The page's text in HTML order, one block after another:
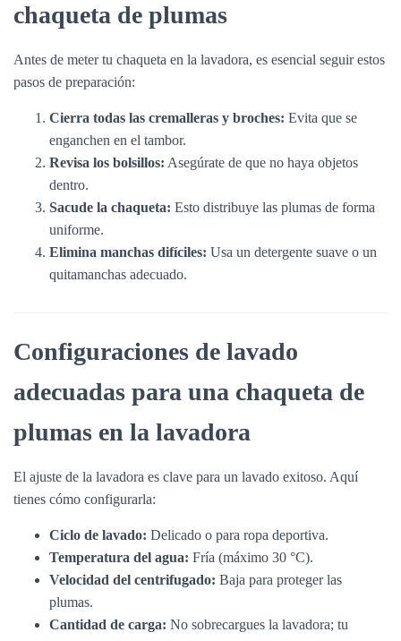
chaqueta de plumas
Antes de meter tu chaqueta en la lavadora, es esencial seguir estos
pasos de preparación:
Cierra todas las cremalleras y broches: Evita que se
enganchen en el tambor.
Revisa los bolsillos: Asegúrate de que no haya objetos
dentro.
Sacude la chaqueta: Esto distribuye las plumas de forma
uniforme.
Elimina manchas difíciles: Usa un detergente suave o un
quitamanchas adecuado.
Configuraciones de lavado
adecuadas para una chaqueta de
plumas en la lavadora
El ajuste de la lavadora es clave para un lavado exitoso. Aquí
tienes cómo configurarla:
Ciclo de lavado: Delicado o para ropa deportiva.
Temperatura del agua: Fría (máximo 30 °C).
Velocidad del centrifugado: Baja para proteger las
plumas.
Cantidad de carga: No sobrecargues la lavadora; tu